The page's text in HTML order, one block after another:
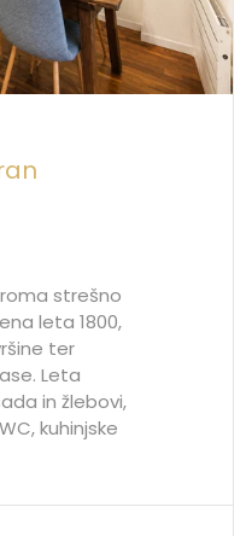
strešno
leta 1800,
ter
Leta
in žlebovi,
kuhinjske